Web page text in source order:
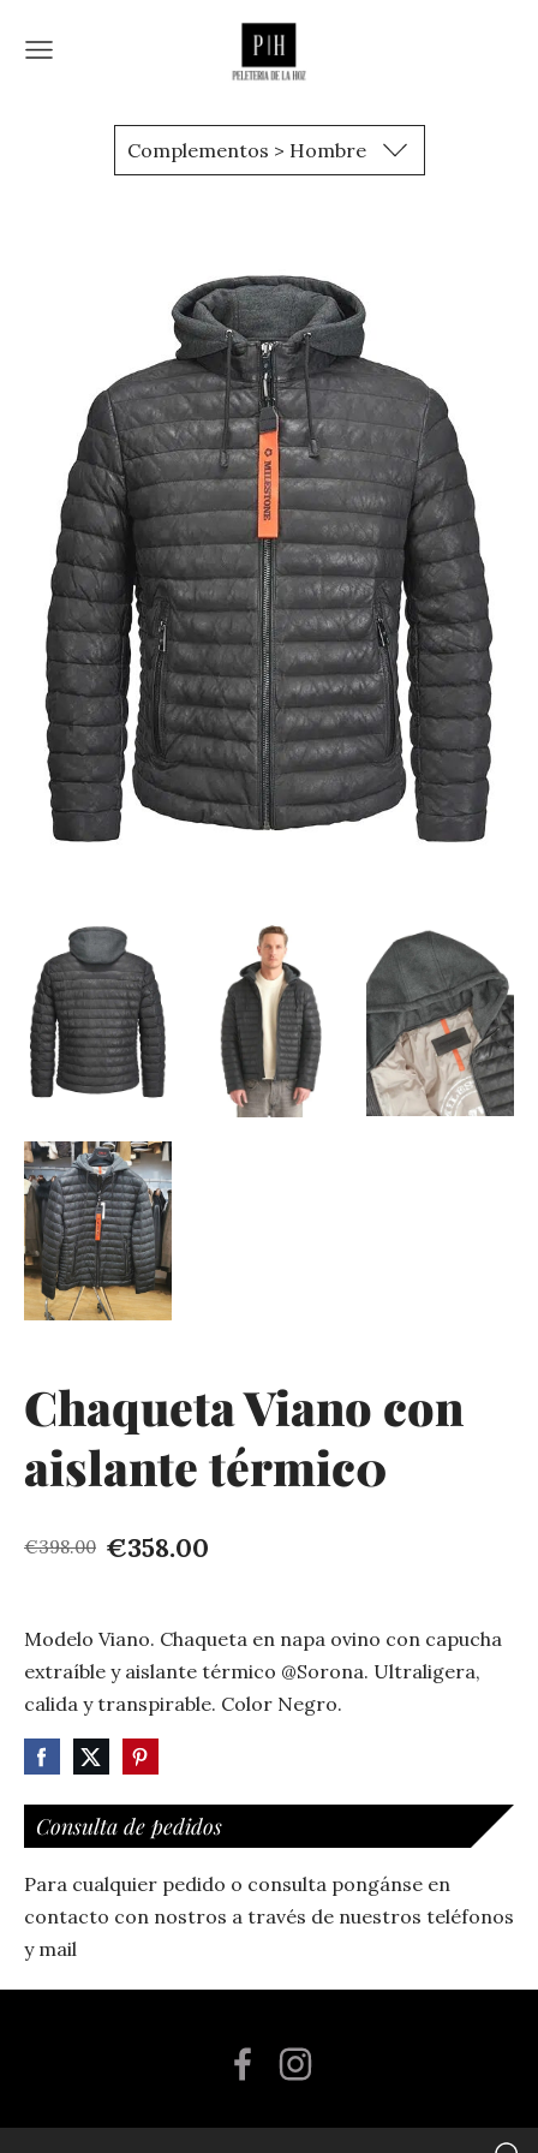
Complementos > Hombre
Consulta de pedidos
Para cualquier pedido o consulta pongánse en
contacto con nostros a través de nuestros teléfonos
y mail
Chaqueta Viano con
aislante térmic0
€398.00 €358.00
Modelo Viano. Chaqueta en napa ovino con capucha
extraíble y aislante térmico @Sorona. Ultraligera,
calida y transpirable. Color Negro.